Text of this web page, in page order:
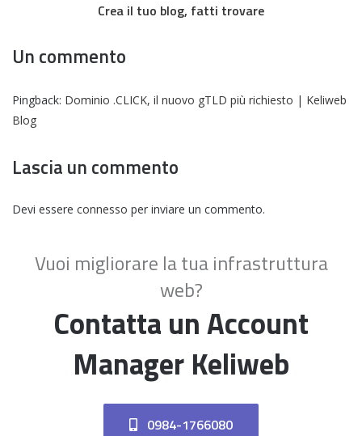
Crea il tuo blog, fatti trovare
Un commento
Pingback: Dominio .CLICK, il nuovo gTLD più richiesto | Keliweb
Blog
Lascia un commento
Devi essere connesso per inviare un commento.
Vuoi migliorare la tua infrastruttura
web?
Contatta un Account
Manager Keliweb
0984-1766080